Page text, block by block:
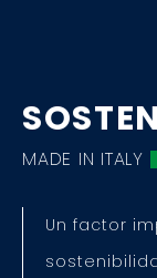
MADE IN ITALY
Un factor